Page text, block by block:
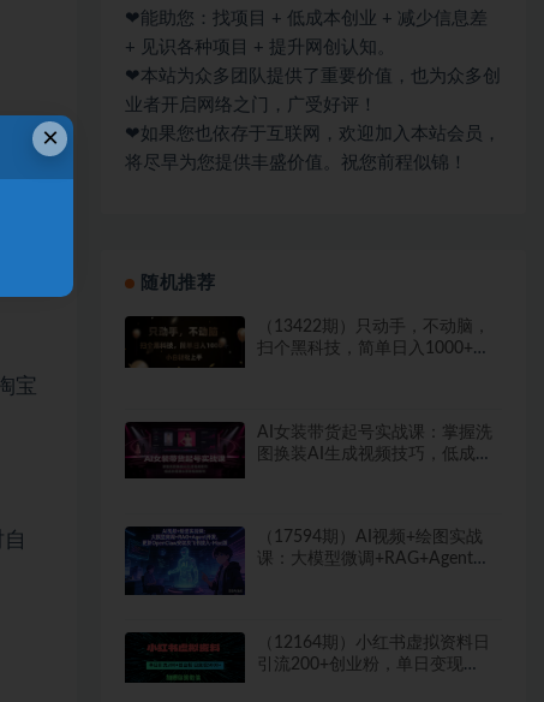
宝
❤能助您：找项目 + 低成本创业 + 减少信息差
+ 见识各种项目 + 提升网创认知。
❤本站为众多团队提供了重要价值，也为众多创
业者开启网络之门，广受好评！
❤如果您也依存于互联网，欢迎加入本站会员，
将尽早为您提供丰盛价值。祝您前程似锦！
随机推荐
（13422期）只动手，不动脑，
扫个黑科技，简单日入1000+，
AI女装带货起号实战课：掌握洗
图换装AI生成视频技巧，低成本
（17594期）AI视频+绘图实战
课：大模型微调+RAG+Agent开
（12164期）小红书虚拟资料日
引流200+创业粉，单日变现
×